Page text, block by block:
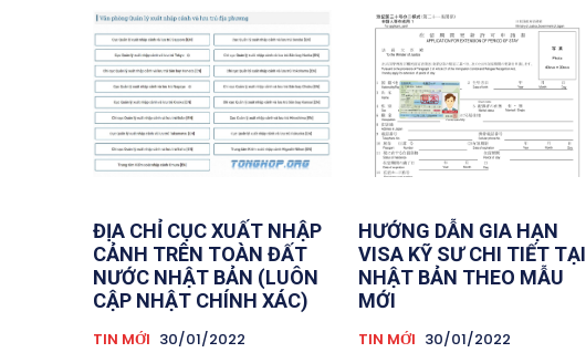
ĐỊA CHỈ CỤC XUẤT NHẬP
CẢNH TRÊN TOÀN ĐẤT
NƯỚC NHẬT BẢN (LUÔN
CẬP NHẬT CHÍNH XÁC)
TIN MỚI 30/01/2022
HƯỚNG DẪN GIA HẠN
VISA KỸ SƯ CHI TIẾT TẠI
NHẬT BẢN THEO MẪU
MỚI
TIN MỚI 30/01/2022